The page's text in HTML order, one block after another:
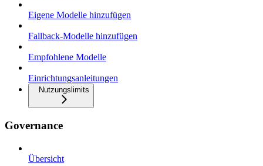
Eigene Modelle hinzufügen
Fallback-Modelle hinzufügen
Empfohlene Modelle
Einrichtungsanleitungen
Nutzungslimits
Governance
Übersicht